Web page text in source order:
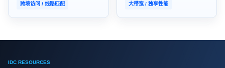
跨境访问 / 线路匹配 大带宽 / 独享性能
IDC RESOURCES